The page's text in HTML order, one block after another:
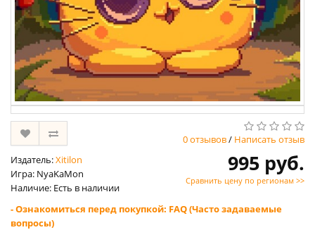
0 отзывов/ Написать отзыв
Издатель:Xitilon
Игра: NyaKaMon
Наличие: Есть в наличии
995 руб.
Сравнить цену по регионам >>
- Ознакомиться перед покупкой: FAQ (Часто задаваемые
вопросы)